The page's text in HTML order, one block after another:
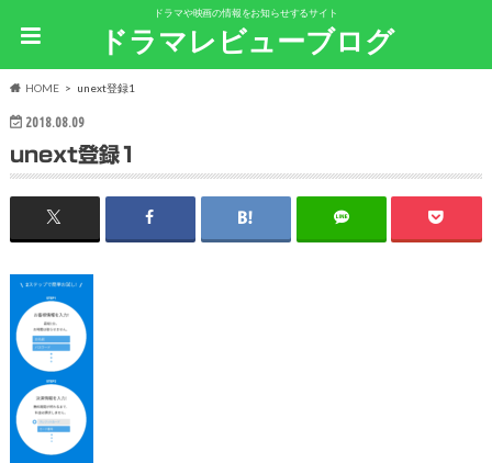
ドラマや映画の情報をお知らせするサイト
ドラマレビューブログ
HOME unext登録1
2018.08.09
unext登録1